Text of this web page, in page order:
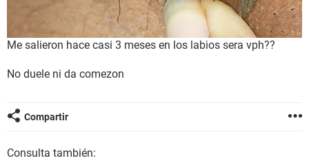
Me salieron hace casi 3 meses en los labios sera vph??
No duele ni da comezon
Compartir
Consulta también: